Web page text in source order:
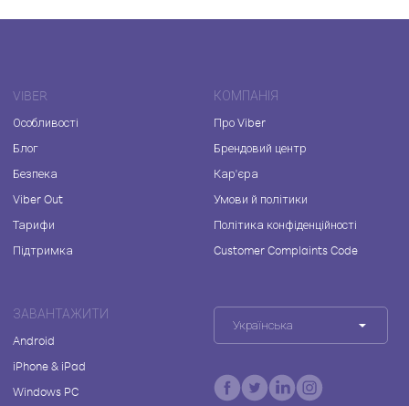
VIBER
Особливості
Блог
Безпека
Viber Out
Тарифи
Підтримка
КОМПАНІЯ
Про Viber
Брендовий центр
Кар'єра
Умови й політики
Політика конфіденційності
Customer Complaints Code
ЗАВАНТАЖИТИ
Android
iPhone & iPad
Windows PC
Українська